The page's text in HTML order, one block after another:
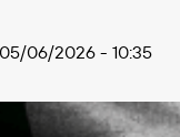
05/06/2026 - 10:35